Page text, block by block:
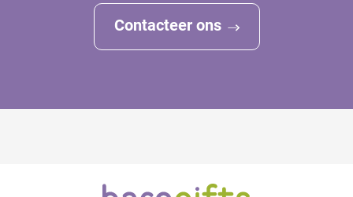
Contacteer ons